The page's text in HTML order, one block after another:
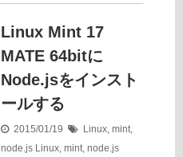
Linux Mint 17
MATE 64bitに
Node.jsをインスト
ールする
2015/01/19 Linux, mint,
node.js Linux, mint, node.js